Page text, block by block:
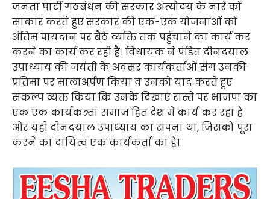
जनता पार्टी गठबंधन की सरकार अंत्योदय के नारे को
साकार करते हुए सरकार की एक-एक योजनाओं को
अंतिम पायदान पर बैठे व्यक्ति तक पहुंचाने का कार्य कर
करने का कार्य कर रही है। विधायक ने पंडित दीनदयाल
उपाध्याय की जयंती के अवसर कार्यकर्ताओं संग उनकी
प्रतिमा पर मालाअर्पण किया व उनको याद करते हुए
संकल्प व्यक्त किया कि उनके दिखाएं रास्ते पर भाजपा का
एक एक कार्यकत्र्ता समाज हित देश मे कार्य कर रहा है
ओर यही दीनदयाल उपाध्याय का सपना था, जिसको पूरा
करने का दायित्व एक कार्यकर्ता का है।